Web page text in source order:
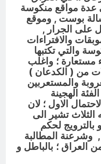
مواقع منكوسة
بوست , وموقع
على الجرار ,
والافتراءات
والتي تكتبها
؛ واغلب
من ( الكدعان )
والمستعربين
الهجينة
الاول ؛ لان
الثلاث تشير الى
لحكم
وشرعنة المطالبة
العراق ؛ بالباطل و